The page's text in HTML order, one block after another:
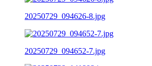
20250729_094626-8.jpg
20250729_094652-7.jpg